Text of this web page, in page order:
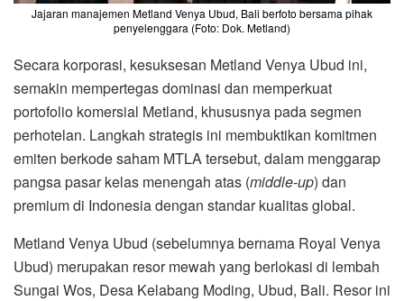
Jajaran manajemen Metland Venya Ubud, Bali berfoto bersama pihak
penyelenggara (Foto: Dok. Metland)
Secara korporasi, kesuksesan Metland Venya Ubud ini,
semakin mempertegas dominasi dan memperkuat
portofolio komersial Metland, khususnya pada segmen
perhotelan. Langkah strategis ini membuktikan komitmen
emiten berkode saham MTLA tersebut, dalam menggarap
pangsa pasar kelas menengah atas (middle-up) dan
premium di Indonesia dengan standar kualitas global.
Metland Venya Ubud (sebelumnya bernama Royal Venya
Ubud) merupakan resor mewah yang berlokasi di lembah
Sungai Wos, Desa Kelabang Moding, Ubud, Bali. Resor ini